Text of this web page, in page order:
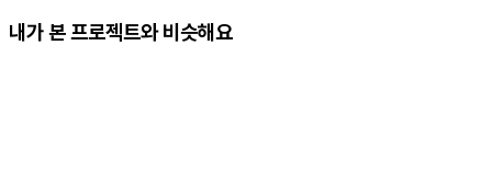
내가 본 프로젝트와 비슷해요